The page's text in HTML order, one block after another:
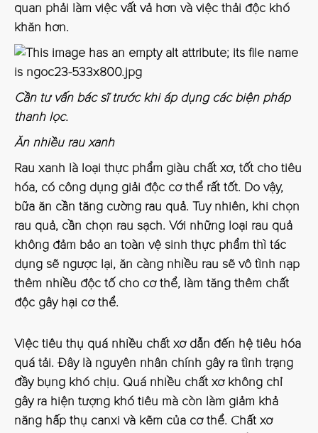
quan phải làm việc vất vả hơn và việc thải độc khó
khăn hơn.
Cần tư vấn bác sĩ trước khi áp dụng các biện pháp
thanh lọc.
Ăn nhiều rau xanh
Rau xanh là loại thực phẩm giàu chất xơ, tốt cho tiêu
hóa, có công dụng giải độc cơ thể rất tốt. Do vậy,
bữa ăn cần tăng cường rau quả. Tuy nhiên, khi chọn
rau quả, cần chọn rau sạch. Với những loại rau quả
không đảm bảo an toàn vệ sinh thực phẩm thì tác
dụng sẽ ngược lại, ăn càng nhiều rau sẽ vô tình nạp
thêm nhiều độc tố cho cơ thể, làm tăng thêm chất
độc gây hại cơ thể.
Việc tiêu thụ quá nhiều chất xơ dẫn đến hệ tiêu hóa
quá tải. Đây là nguyên nhân chính gây ra tình trạng
đầy bụng khó chịu. Quá nhiều chất xơ không chỉ
gây ra hiện tượng khó tiêu mà còn làm giảm khả
năng hấp thụ canxi và kẽm của cơ thể. Chất xơ